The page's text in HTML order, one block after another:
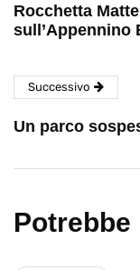
Rocchetta
sull’Appennino
Successivo
Un parco